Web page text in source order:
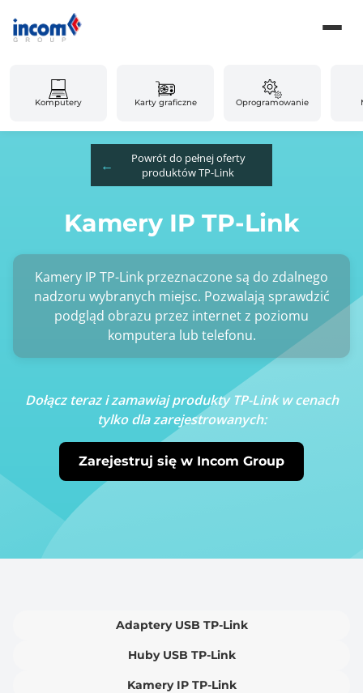
Komputery Karty graficzne Oprogramowanie
Powrót do pełnej oferty
produktów TP-Link
Kamery IP TP-Link
Kamery IP TP-Link przeznaczone są do zdalnego
nadzoru wybranych miejsc. Pozwalają sprawdzić
podgląd obrazu przez internet z poziomu
komputera lub telefonu.
Dołącz teraz i zamawiaj produkty TP-Link w cenach
tylko dla zarejestrowanych:
Zarejestruj się w Incom Group
Adaptery USB TP-Link
Huby USB TP-Link
Kamery IP TP-Link